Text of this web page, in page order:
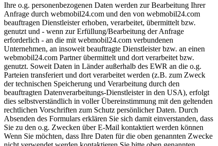
Ihre o.g. personenbezogenen Daten werden zur Bearbeitung Ihrer
Anfrage durch webmobil24.com und den von webmobil24.com
beauftragen Dienstleister erhoben, verarbeitet, übermittelt bzw.
genutzt und - wenn zur Erfüllung/Bearbeitung der Anfrage
erforderlich - an die mit webmobil24.com verbundenen
Unternehmen, an insoweit beauftragte Dienstleister bzw. an einen
webmobil24.com Partner übermittelt und dort verarbeitet bzw.
genutzt. Soweit Daten in Länder außerhalb des EWR an die o.g.
Parteien transferiert und dort verarbeitet werden (z.B. zum Zweck
der technischen Speicherung und Verarbeitung durch den
beauftragten Datenverarbeitungs-Dienstleister in den USA), erfolgt
dies selbstverständlich in voller Übereinstimmung mit den geltenden
rechtlichen Vorschriften zum Schutz persönlicher Daten. Durch
Absenden des Formulars erklären Sie sich damit einverstanden, dass
Sie zu den o.g. Zwecken über E-Mail kontaktiert werden können
Wenn Sie möchten, dass Ihre Daten für die oben genannten Zwecke